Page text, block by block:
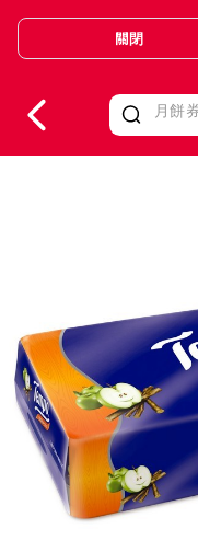
Valid Until 30
關閉